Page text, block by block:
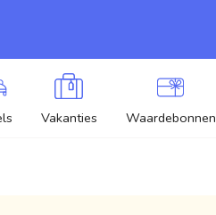
Vakanties Waardebonnen